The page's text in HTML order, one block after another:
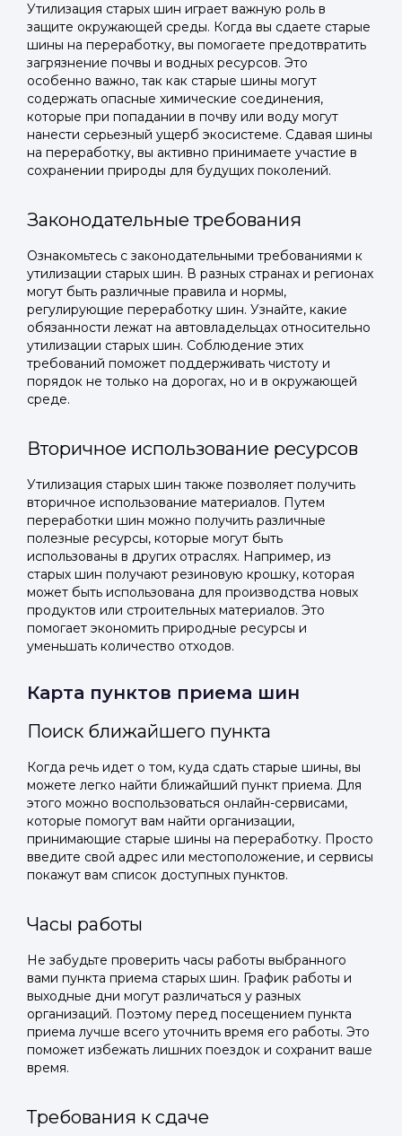
Утилизация старых шин играет важную роль в
защите окружающей среды. Когда вы сдаете старые
шины на переработку, вы помогаете предотвратить
загрязнение почвы и водных ресурсов. Это
особенно важно, так как старые шины могут
содержать опасные химические соединения,
которые при попадании в почву или воду могут
нанести серьезный ущерб экосистеме. Сдавая шины
на переработку, вы активно принимаете участие в
сохранении природы для будущих поколений.
Законодательные требования
Ознакомьтесь с законодательными требованиями к
утилизации старых шин. В разных странах и регионах
могут быть различные правила и нормы,
регулирующие переработку шин. Узнайте, какие
обязанности лежат на автовладельцах относительно
утилизации старых шин. Соблюдение этих
требований поможет поддерживать чистоту и
порядок не только на дорогах, но и в окружающей
среде.
Вторичное использование ресурсов
Утилизация старых шин также позволяет получить
вторичное использование материалов. Путем
переработки шин можно получить различные
полезные ресурсы, которые могут быть
использованы в других отраслях. Например, из
старых шин получают резиновую крошку, которая
может быть использована для производства новых
продуктов или строительных материалов. Это
помогает экономить природные ресурсы и
уменьшать количество отходов.
Карта пунктов приема шин
Поиск ближайшего пункта
Когда речь идет о том, куда сдать старые шины, вы
можете легко найти ближайший пункт приема. Для
этого можно воспользоваться онлайн-сервисами,
которые помогут вам найти организации,
принимающие старые шины на переработку. Просто
введите свой адрес или местоположение, и сервисы
покажут вам список доступных пунктов.
Часы работы
Не забудьте проверить часы работы выбранного
вами пункта приема старых шин. График работы и
выходные дни могут различаться у разных
организаций. Поэтому перед посещением пункта
приема лучше всего уточнить время его работы. Это
поможет избежать лишних поездок и сохранит ваше
время.
Требования к сдаче